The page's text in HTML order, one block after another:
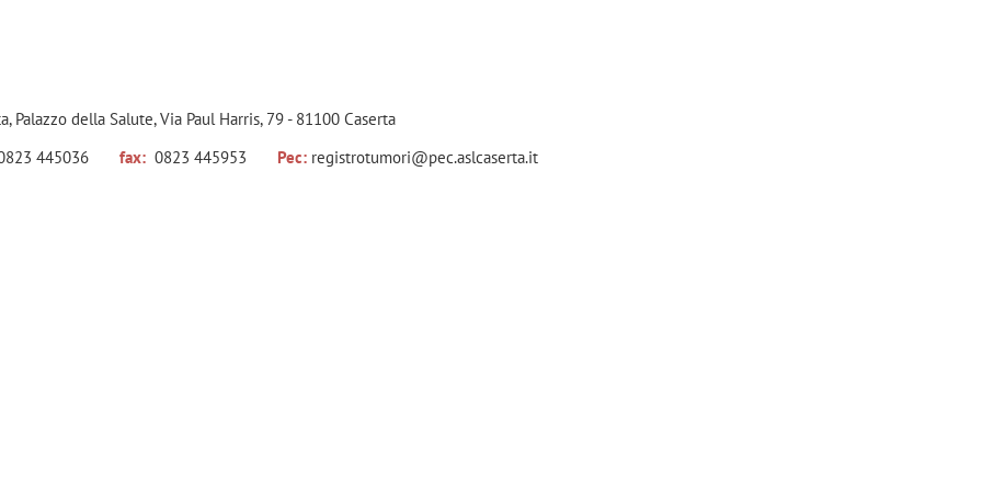
Palazzo della Salute, Via Paul Harris, 79 - 81100 Caserta
0823 445036 fax: 0823 445953 Pec: registrotumori@pec.aslcaserta.it